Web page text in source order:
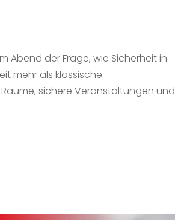
Abend der Frage, wie Sicherheit in
mehr als klassische
sichere Veranstaltungen und